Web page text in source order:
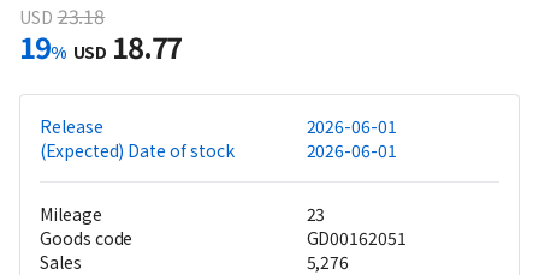
USD 23.18
19% USD 18.77
Release
2026-06-01
(Expected) Date of stock
2026-06-01
Mileage
23
Goods code
GD00162051
Sales
5,276